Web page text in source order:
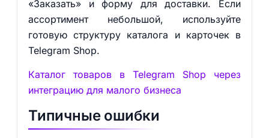
«Заказать» и форму для доставки. Если
ассортимент небольшой, используйте
готовую структуру каталога и карточек в
Telegram Shop.
Каталог товаров в Telegram Shop через
интеграцию для малого бизнеса
Типичные ошибки